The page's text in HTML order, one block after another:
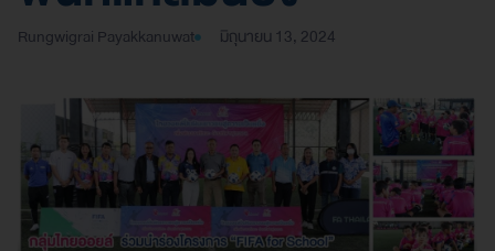
Rungwigrai Payakkanuwat มิถุนายน 13, 2024